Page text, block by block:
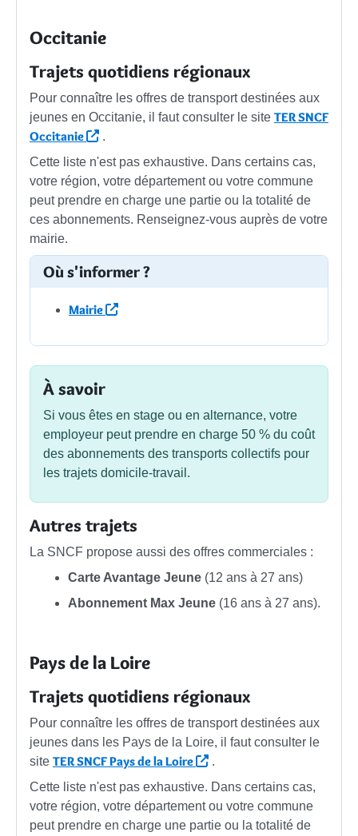
Occitanie
Trajets quotidiens régionaux
Pour connaître les offres de transport destinées aux
jeunes en Occitanie, il faut consulter le site TER SNCF
Occitanie
.
Cette liste n'est pas exhaustive. Dans certains cas,
votre région, votre département ou votre commune
peut prendre en charge une partie ou la totalité de
ces abonnements. Renseignez-vous auprès de votre
mairie.
Où s'informer ?
Mairie
À savoir
Si vous êtes en stage ou en alternance, votre
employeur peut prendre en charge 50 % du coût
des abonnements des transports collectifs pour
les trajets domicile-travail.
Autres trajets
La SNCF propose aussi des offres commerciales :
Carte Avantage Jeune (12 ans à 27 ans)
Abonnement Max Jeune (16 ans à 27 ans).
Pays de la Loire
Trajets quotidiens régionaux
Pour connaître les offres de transport destinées aux
jeunes dans les Pays de la Loire, il faut consulter le
site TER SNCF Pays de la Loire
.
Cette liste n'est pas exhaustive. Dans certains cas,
votre région, votre département ou votre commune
peut prendre en charge une partie ou la totalité de